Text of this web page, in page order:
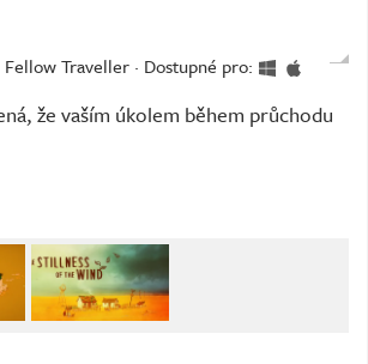
Traveller · Dostupné pro:
že vaším úkolem během průchodu